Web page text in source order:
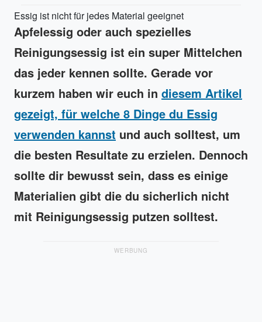
Essig ist nicht für jedes Material geeignet
Apfelessig oder auch spezielles
Reinigungsessig ist ein super Mittelchen
das jeder kennen sollte. Gerade vor
kurzem haben wir euch in diesem Artikel
gezeigt, für welche 8 Dinge du Essig
verwenden kannst und auch solltest, um
die besten Resultate zu erzielen. Dennoch
sollte dir bewusst sein, dass es einige
Materialien gibt die du sicherlich nicht
mit Reinigungsessig putzen solltest.
WERBUNG